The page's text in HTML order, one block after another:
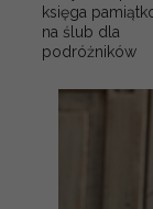
księga
na ślub dla
podróżników